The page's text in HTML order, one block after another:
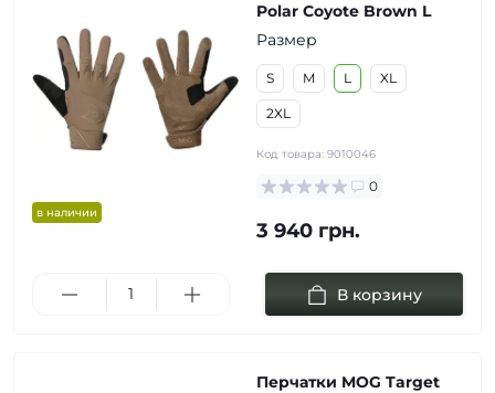
в наличии
Polar Coyote Brown L
Размер
S M L XL
2XL
Код товара: 9010046
0
3 940 грн.
В корзину
Перчатки MOG Target